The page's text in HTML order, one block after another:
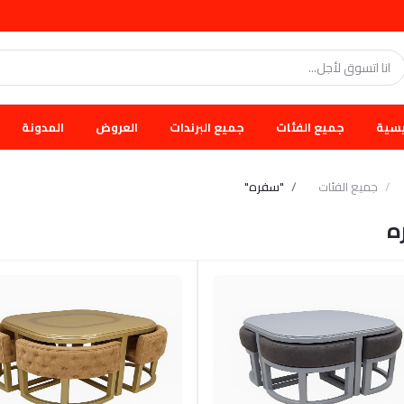
جميع الفئات جميع البرندات العروض المدونة
جميع الفئات "سفره"